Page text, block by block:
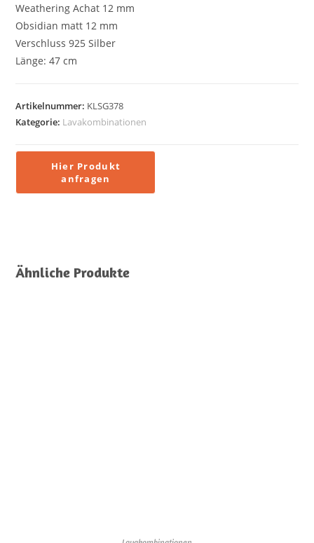
Weathering Achat 12 mm
Obsidian matt 12 mm
Verschluss 925 Silber
Länge: 47 cm
Artikelnummer: KLSG378
Kategorie: Lavakombinationen
Ähnliche Produkte